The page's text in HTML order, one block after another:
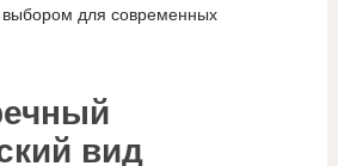
для современных
вид